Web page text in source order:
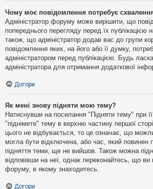
Чому моє повідомлення потребує
Адміністратор форуму може вирішити, що
попереднього перегляду перед їх
також, що адміністратор додав вас до групи
повідомлення яких, на його або її думку,
адміністратором перед публікацією. Будь
адміністратора для отримання додаткової
Догори
Як мені знову підняти мою тему?
Натиснувши на посилання "Підняти тему" при
"піднімете" тему в верхню частину першої
цього не відбувається, то це означає, що
могла бути відключена, або час, який повинен
підняття теми, ще не вийшов. Також можна
відповівши на неї, однак переконайтесь, що
форуму, в якому знаходитесь.
Догори